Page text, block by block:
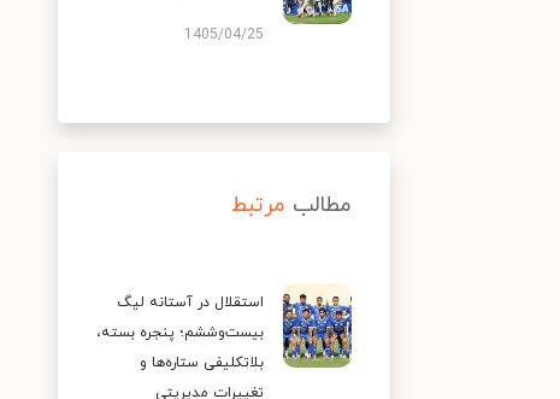
1405/04/25
مطالب مرتبط
استقلال در آستانه لیگ
بیست‌وششم؛ پنجره بسته،
بلاتکلیفی ستاره‌ها و
تغییرات مدیریتی